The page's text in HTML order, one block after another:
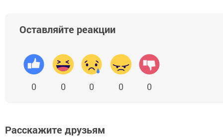
Оставляйте реакции
0 0 0 0 0
Расскажите друзьям